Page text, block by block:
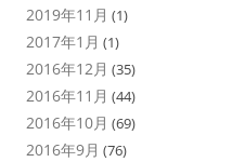
2019年11月 (1)
2017年1月 (1)
2016年12月 (35)
2016年11月 (44)
2016年10月 (69)
2016年9月 (76)